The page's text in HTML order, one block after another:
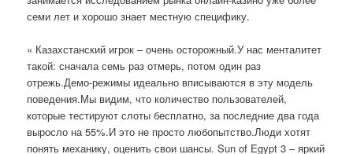
семи лет и хорошо знает местную специфику.
« Казахстанский игрок – очень осторожный.У нас менталитет
такой: сначала семь раз отмерь, потом один раз
отрежь.Демо-режимы идеально вписываются в эту модель
поведения.Мы видим, что количество пользователей,
которые тестируют слоты бесплатно, за последние два года
выросло на 55%.И это не просто любопытство.Люди хотят
понять механику, оценить свои шансы. Sun of Egypt 3 – яркий